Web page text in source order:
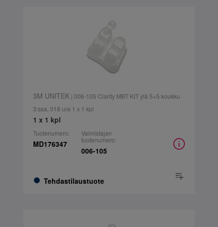
3M UNITEK| 006-105 Clarity MBT KIT ylä 5+5 koukku
3:ssa, 018 ura 1 x 1 kpl
1 x 1 kpl
Tuotenumero:
MD176347
Tehdastilaustuote
Valmistajan
tuotenumero:
006-105